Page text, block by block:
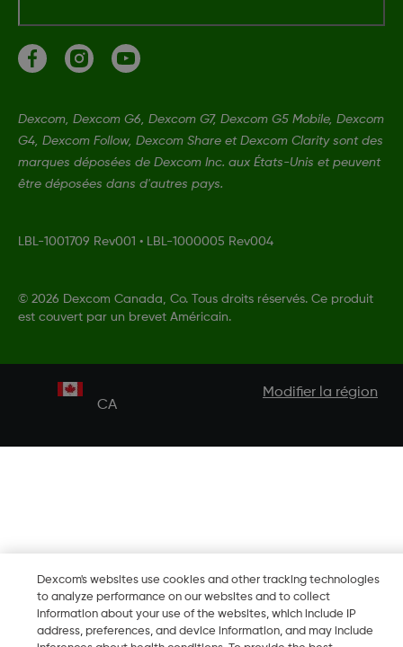
Dexcom, Dexcom G6, Dexcom G7, Dexcom G5 Mobile, Dexcom
G4, Dexcom Follow, Dexcom Share et Dexcom Clarity sont des
marques déposées de Dexcom Inc. aux États-Unis et peuvent
être déposées dans d'autres pays.
LBL-1001709 Rev001 • LBL-1000005 Rev004
© 2026 Dexcom Canada, Co. Tous droits réservés. Ce produit
est couvert par un brevet Américain.
CA
Modifier la région
Dexcom's websites use cookies and other tracking technologies
to analyze performance on our websites and to collect
information about your use of the websites, which include IP
address, preferences, and device information, and may include